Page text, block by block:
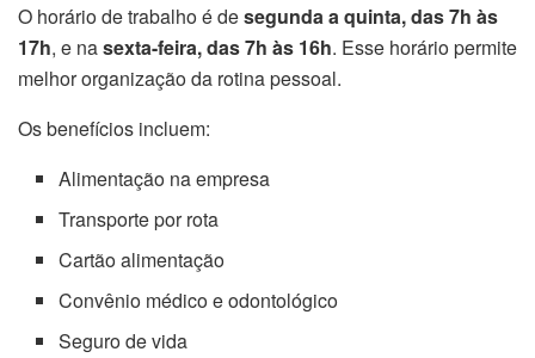
O horário de trabalho é desegunda a quinta, das 7h às
17h, e nasexta-feira, das 7h às 16h. Esse horário permite
melhor organização da rotina pessoal.
Os benefícios incluem:
Alimentação na empresa
Transporte por rota
Cartão alimentação
Convênio médico e odontológico
Seguro de vida